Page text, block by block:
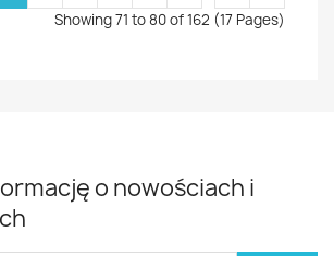
Showing 71 to 80 of 162 (17 Pages)
o nowościach i